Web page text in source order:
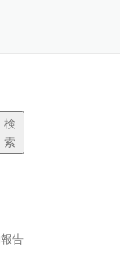
検
索
告